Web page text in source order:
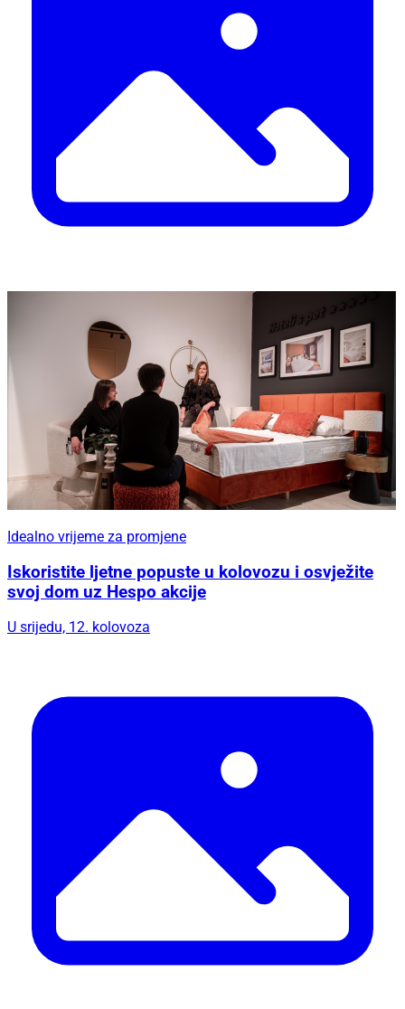
Idealno vrijeme za promjene
Iskoristite ljetne popuste u kolovozu i osvježite
svoj dom uz Hespo akcije
U srijedu, 12. kolovoza